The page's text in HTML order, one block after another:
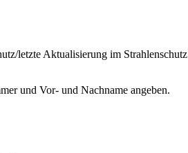
letzte Aktualisierung im Strahlenschutz
und Vor- und Nachname angeben.